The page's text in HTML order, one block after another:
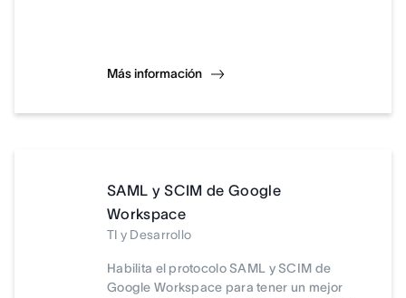
Más información
SAML y SCIM de Google
Workspace
TI y Desarrollo
Habilita el protocolo SAML y SCIM de
Google Workspace para tener un mejor